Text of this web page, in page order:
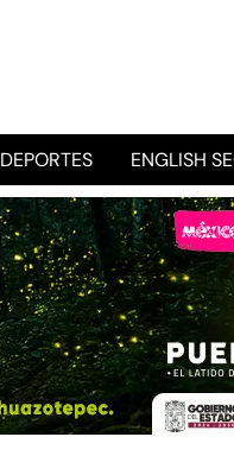
DEPORTES ENGLISH